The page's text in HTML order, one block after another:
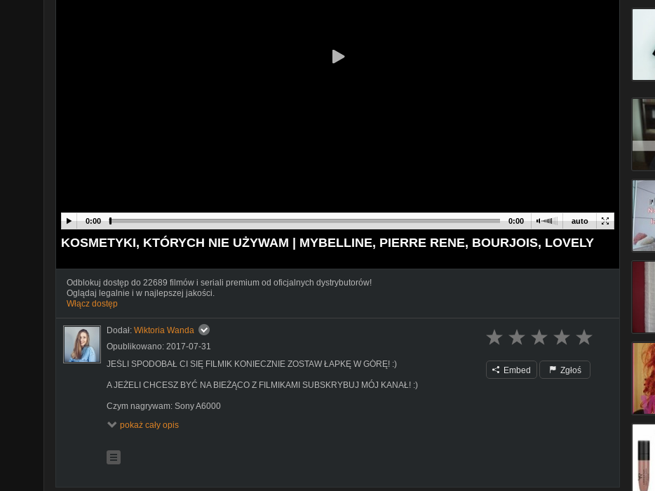
auto
0:00 0:00
KOSMETYKI, KTÓRYCH NIE UŻYWAM | MYBELLINE, PIERRE RENE, BOURJOIS, LOVELY
Odblokuj dostęp do 22689 filmów i seriali premium od oficjalnych dystrybutorów!
Oglądaj legalnie i w najlepszej jakości.
Włącz dostęp
Dodał: Wiktoria Wanda
Opublikowano: 2017-07-31
JEŚLI SPODOBAŁ CI SIĘ FILMIK KONIECZNIE ZOSTAW ŁAPKĘ W GÓRĘ! :)
A JEŻELI CHCESZ BYĆ NA BIEŻĄCO Z FILMIKAMI SUBSKRYBUJ MÓJ KANAŁ! :)
Czym nagrywam: Sony A6000
✔ Instagram:https://www.instagram.com/wiktoriawandaa/
✉ Współpraca/kontakt: wiktoria.cieniewska@gmail.com
pokaż cały opis
Embed Zgłoś